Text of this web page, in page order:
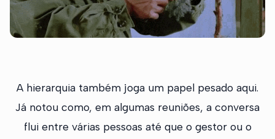
A hierarquia também joga um papel pesado aqui.
Já notou como, em algumas reuniões, a conversa
flui entre várias pessoas até que o gestor ou o